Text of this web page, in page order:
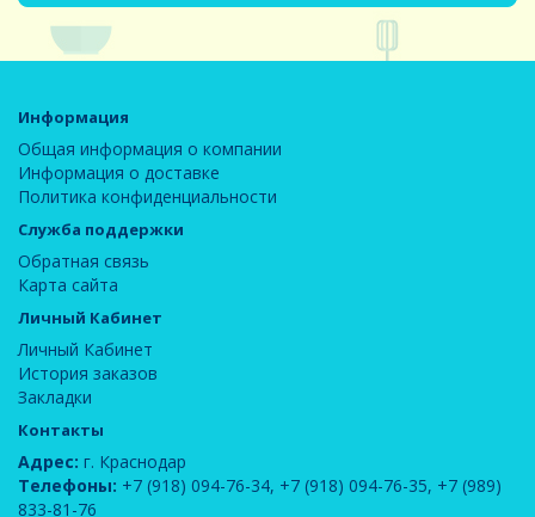
Информация
Общая информация о компании
Информация о доставке
Политика конфиденциальности
Служба поддержки
Обратная связь
Карта сайта
Личный Кабинет
Личный Кабинет
История заказов
Закладки
Контакты
Адрес: г. Краснодар
Телефоны: +7 (918) 094-76-34, +7 (918) 094-76-35, +7 (989)
833-81-76